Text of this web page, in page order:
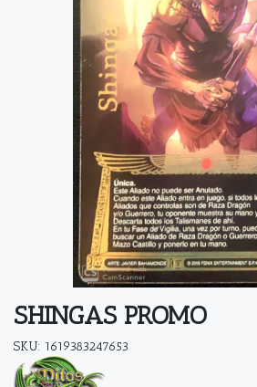
SHINGAS PROMO
SKU: 1619383247653